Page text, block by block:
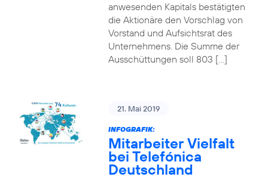
anwesenden Kapitals bestätigten
die Aktionäre den Vorschlag von
Vorstand und Aufsichtsrat des
Unternehmens. Die Summe der
Ausschüttungen soll 803 […]
21. Mai 2019
INFOGRAFIK:
Mitarbeiter Vielfalt
bei Telefónica
Deutschland